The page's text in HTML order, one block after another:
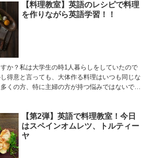
【料理教室】英語のレシピで料理
を作りながら英語学習！！
か？私は大学生の時1人暮らしをしていたので
得意と言っても、大体作る料理はいつも同じな
くの方、特に主婦の方が持つ悩みではないでし
【第2弾】英語で料理教室！今日
はスペインオムレツ、トルティー
ヤ